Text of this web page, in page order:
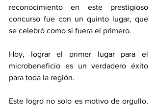
reconocimiento en este prestigioso
concurso fue con un quinto lugar, que
se celebró como si fuera el primero.
Hoy, lograr el primer lugar para el
microbeneficio es un verdadero éxito
para toda la región.
Este logro no solo es motivo de orgullo,